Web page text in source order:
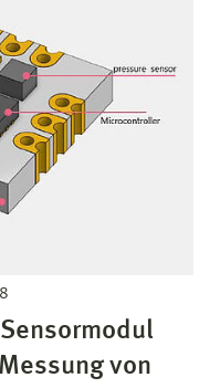
von